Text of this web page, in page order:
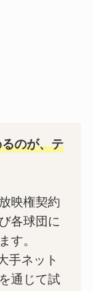
のが、テ
映権契約
各球団に
す。
手ネット
通じて試